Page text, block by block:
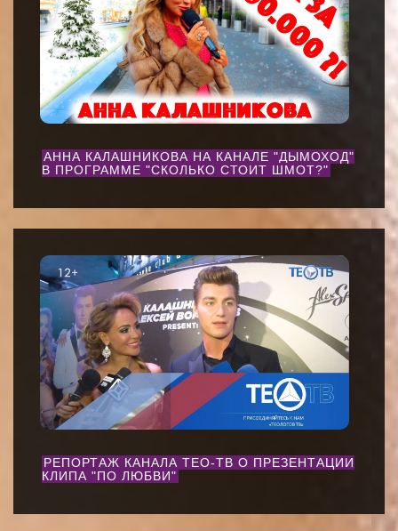
АННА КАЛАШНИКОВА НА КАНАЛЕ "ДЫМОХОД"
В ПРОГРАММЕ "СКОЛЬКО СТОИТ ШМОТ?"
РЕПОРТАЖ КАНАЛА ТЕО-ТВ О ПРЕЗЕНТАЦИИ
КЛИПА "ПО ЛЮБВИ"